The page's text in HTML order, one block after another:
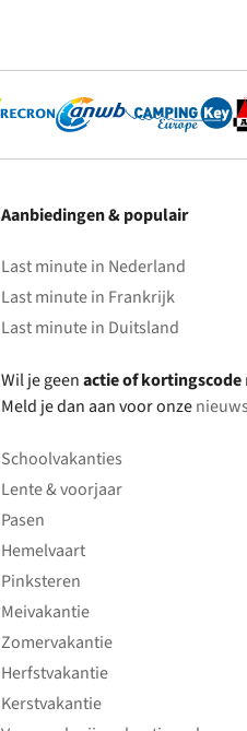
Aanbiedingen & populair
Last minute in Nederland
Last minute in Frankrijk
Last minute in Duitsland
Wil je geenactie of kortingscode
Meld je dan aan voor onze
Schoolvakanties
Lente & voorjaar
Pasen
Hemelvaart
Pinksteren
Meivakantie
Zomervakantie
Herfstvakantie
Kerstvakantie